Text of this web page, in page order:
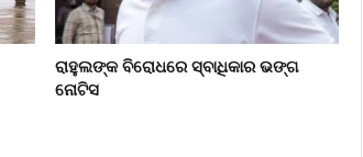
ରାହୁଲଙ୍କ ବିରୋଧରେ ସ୍ବାଧିକାର ଭଙ୍ଗ
ନୋଟିସ